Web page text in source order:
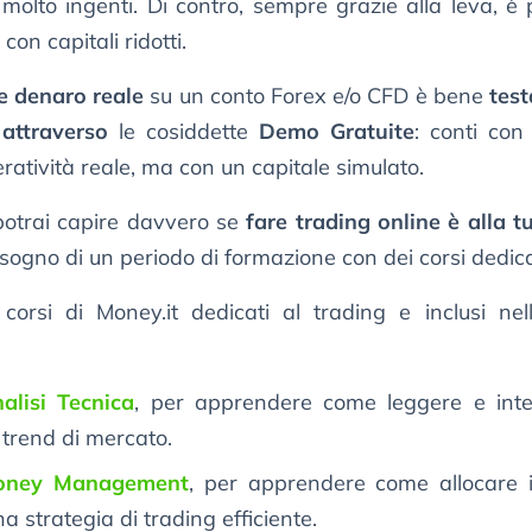
capitali ridotti.
denaro reale su un conto Forex e/o CFD è bene
le cosiddette Demo Gratuite: conti
reale, ma con un capitale simulato.
capire davvero sefare trading online è alla
di un periodo di formazione con dei corsi
di Money.it dedicati al trading e inclusi
Tecnica, per apprendere come leggere e
di mercato.
Management, per apprendere come
strategia di trading efficiente.